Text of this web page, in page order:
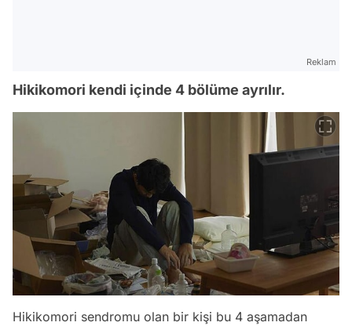
Reklam
Hikikomori kendi içinde 4 bölüme ayrılır.
Hikikomori sendromu olan bir kişi bu 4 aşamadan